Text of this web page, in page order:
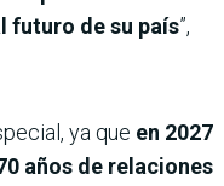
futuro de su país”,
ya que en 2027
años de relaciones